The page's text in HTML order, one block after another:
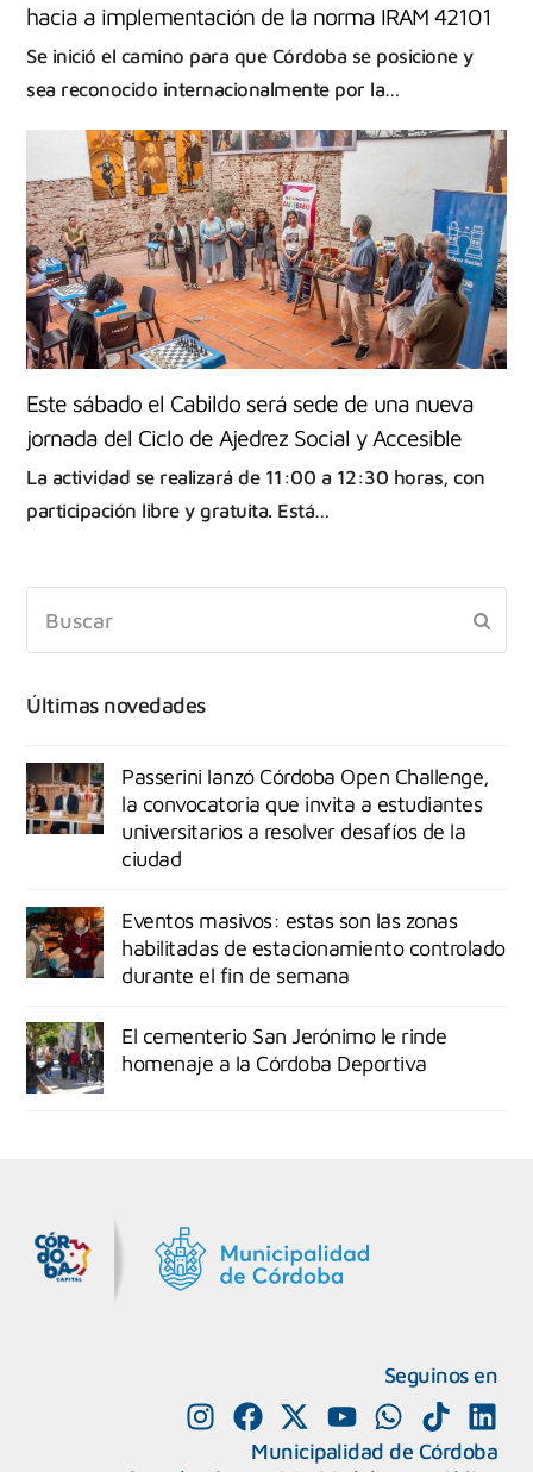
hacia a implementación de la norma IRAM 42101
Se inició el camino para que Córdoba se posicione y
sea reconocido internacionalmente por la…
Este sábado el Cabildo será sede de una nueva
jornada del Ciclo de Ajedrez Social y Accesible
La actividad se realizará de 11:00 a 12:30 horas, con
participación libre y gratuita. Está…
Últimas novedades
Passerini lanzó Córdoba Open Challenge,
la convocatoria que invita a estudiantes
universitarios a resolver desafíos de la
ciudad
Eventos masivos: estas son las zonas
habilitadas de estacionamiento controlado
durante el fin de semana
El cementerio San Jerónimo le rinde
homenaje a la Córdoba Deportiva
Seguinos en
Municipalidad de Córdoba